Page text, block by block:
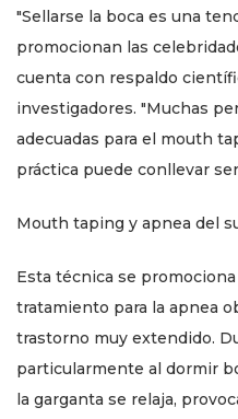
"Sellarse la boca es una
promocionan las
cuenta con respaldo
investigadores. "Muchas
adecuadas para el mouth
práctica puede conllevar
Mouth taping y apnea del
Esta técnica se
tratamiento para la apnea
trastorno muy extendido.
particularmente al dormir
la garganta se relaja,